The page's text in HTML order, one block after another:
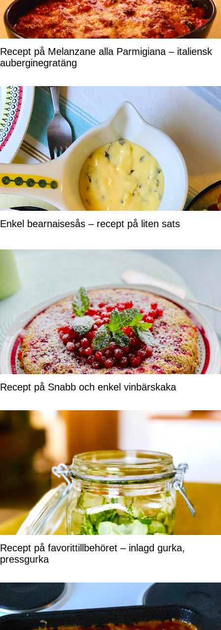
Recept på Melanzane alla Parmigiana – italiensk
auberginegratäng
Enkel bearnaisesås – recept på liten sats
Recept på Snabb och enkel vinbärskaka
Recept på favorittillbehöret – inlagd gurka,
pressgurka